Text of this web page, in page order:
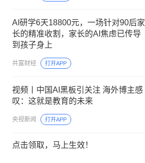
AI研学6天18800元，一场针对90后家
长的精准收割，家长的AI焦虑已传导
到孩子身上
共富财经 打开APP
视频丨中国AI黑板引关注 海外博主感
叹：这就是教育的未来
央视新闻 打开APP
点击领取，马上生效！